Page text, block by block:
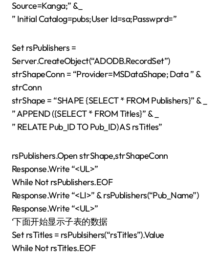
Source=Kanga;” &_
” Initial Catalog=pubs;User Id=sa;Passwprd=”
Set rsPublishers =
Server.CreateObject(“ADODB.RecordSet”)
strShapeConn = “Provider=MSDataShape; Data ” &
strConn
strShape = “SHAPE {SELECT * FROM Publishers}” & _
” APPEND ({SELECT * FROM Titles}” & _
” RELATE Pub_ID TO Pub_ID) AS rsTitles”
rsPublishers.Open strShape,strShapeConn
Response.Write “<UL>”
While Not rsPublishers.EOF
Response.Write “<LI>” & rsPublishers(“Pub_Name”)
Response.Write “<UL>”
‘下面开始显示子表的数据
Set rsTitles = rsPublsihers(“rsTitles”).Value
While Not rsTitles.EOF